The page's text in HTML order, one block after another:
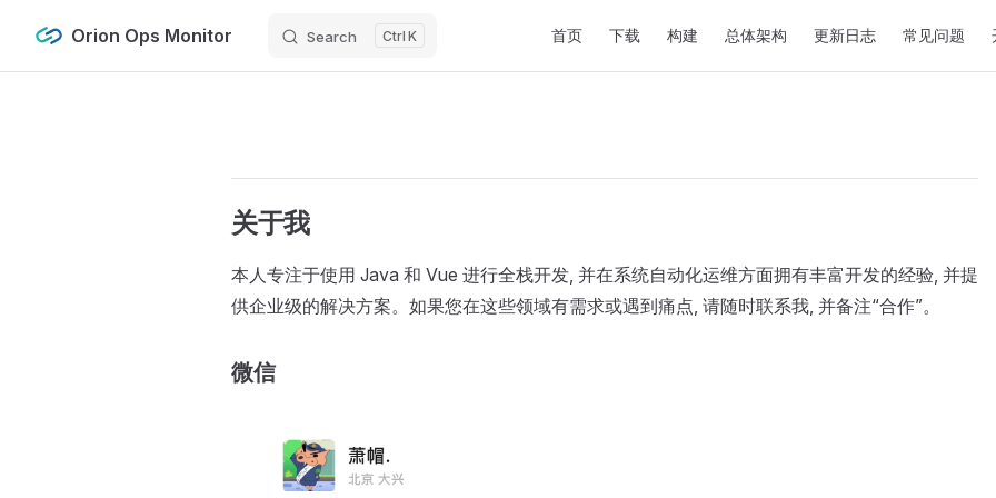
Skip to content
Orion Ops Monitor Search K 首页 下载 构建 总体架构 更新日志 常见问题
关于我
本人专注于使用 Java 和 Vue 进行全栈开发, 并在系统自动化运维方面拥有丰富开发的经验, 并提
供企业级的解决方案。如果您在这些领域有需求或遇到痛点, 请随时联系我, 并备注“合作”。
微信